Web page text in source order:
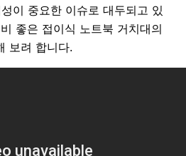
이 중요한 이슈로 대두되고 있
좋은 접이식 노트북 거치대의
보려 합니다.